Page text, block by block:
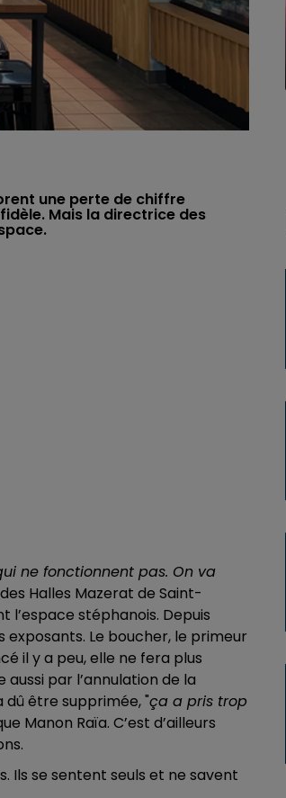
une perte de chiffre
Mais la directrice des
ne fonctionnent pas. On va
Halles Mazerat de Saint-
stéphanois. Depuis
exposants. Le boucher, le primeur
il y a peu, elle ne fera plus
par l’annulation de la
dû être supprimée, "ça a pris trop
Manon Raïa. C’est d’ailleurs
se sentent seuls et ne savent